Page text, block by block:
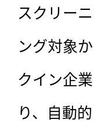
スクリー
ング対象
クイン企
り、自動